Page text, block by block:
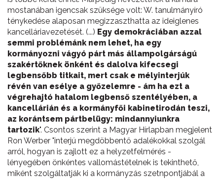
mostanában igencsak szüksége volt: W. tanulmányíró
ténykedése alaposan megizzaszthatta az ideiglenes
kancelláriavezetését. (...) Egy demokráciában azzal
semmi problémánk nem lehet, ha egy
kormányozni vágyó párt más állampolgárságú
szakértőknek önként és dalolva kifecsegi
legbensőbb titkait, mert csak e mélyinterjúk
révén van esélye a győzelemre - ám ha ezt a
végrehajtó hatalom legbenső szentélyében, a
kancellárián és a kormányfői kabinetirodán teszi,
az korántsem pártbelügy: mindannyiunkra
tartozik". Csontos szerint a Magyar Hírlapban megjelent
Ron Werber "interjú megdöbbentő adalékokkal szolgál
arról, hogyan is zajlott ez a helyzetfelmérés -
lényegében önkéntes vallomástételnek is tekinthető,
miként szolgáltatják ki a kormányzás szetnpontjábál a